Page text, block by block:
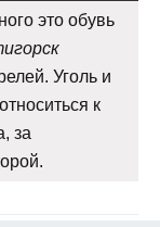
это обувь
Уголь и
к
за